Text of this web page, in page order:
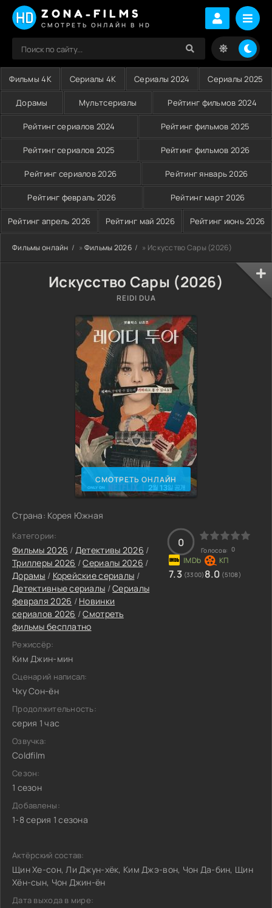
ZONA-FILMS
СМОТРЕТЬ ОНЛАЙН В HD
Фильмы 4K Сериалы 4K Сериалы 2024 Сериалы 2025
Дорамы Мультсериалы Рейтинг фильмов 2024
Рейтинг сериалов 2024 Рейтинг фильмов 2025
Рейтинг сериалов 2025 Рейтинг фильмов 2026
Рейтинг сериалов 2026 Рейтинг январь 2026
Рейтинг февраль 2026 Рейтинг март 2026
Рейтинг апрель 2026 Рейтинг май 2026 Рейтинг июнь 2026
Фильмы онлайн » Фильмы 2026 » Искусство Сары (2026)
Искусство Сары (2026)
REIDI DUA
СМОТРЕТЬ ОНЛАЙН
Страна: Корея Южная
Категории:
Фильмы 2026 / Детективы 2026 /
Триллеры 2026 /Сериалы 2026 /
Дорамы / Корейские сериалы /
Детективные сериалы /Сериалы
февраля 2026 / Новинки
сериалов 2026 /Смотреть
фильмы бесплатно
Режиссёр:
Ким Джин-мин
Сценарий написал:
Чху Сон-ён
Продолжительность:
серия 1 час
Озвучка:
Coldfilm
Сезон:
1 сезон
Добавлены:
1-8 серия 1 сезона
0
Голосов: 0
7.3 (3300) 8.0 (5108)
Актёрский состав:
Щин Хе-сон, Ли Джун-хёк, Ким Джэ-вон, Чон Да-бин, Щин
Хён-сын, Чон Джин-ён
Дата выхода в мире: